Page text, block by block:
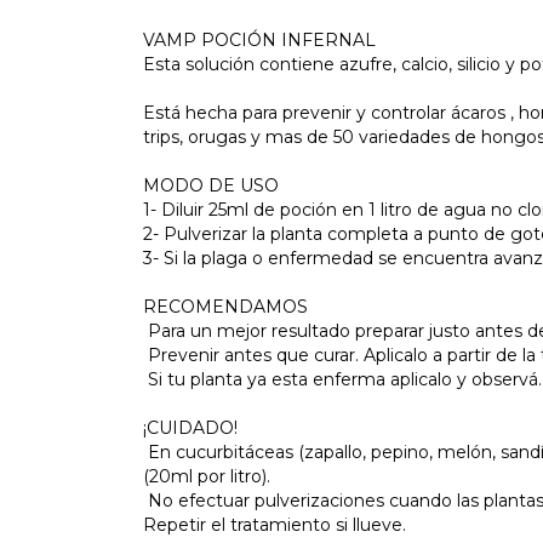
VAMP POCIÓN INFERNAL
Esta solución contiene azufre, calcio, silicio y
Está hecha para prevenir y controlar ácaros ,
trips, orugas y mas de 50 variedades de
MODO DE USO
1- Diluir 25ml de poción en 1 litro de agua no
2- Pulverizar la planta completa a punto de
3- Si la plaga o enfermedad se encuentra
RECOMENDAMOS
 Para un mejor resultado preparar justo antes
 Prevenir antes que curar. Aplicalo a partir de
 Si tu planta ya esta enferma aplicalo y
¡CUIDADO!
 En cucurbitáceas (zapallo, pepino, melón,
(20ml por litro).
 No efectuar pulverizaciones cuando las
Repetir el tratamiento si llueve.